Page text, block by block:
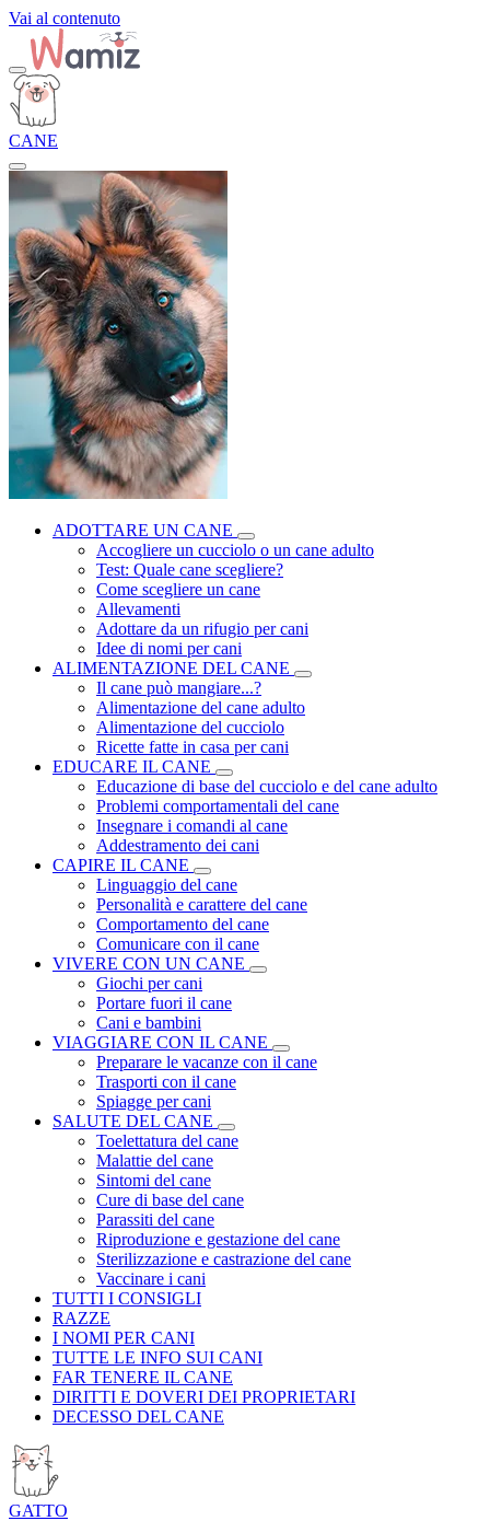
Vai al contenuto
CANE
ADOTTARE UN CANE
Accogliere un cucciolo o un cane adulto
Test: Quale cane scegliere?
Come scegliere un cane
Allevamenti
Adottare da un rifugio per cani
Idee di nomi per cani
ALIMENTAZIONE DEL CANE
Il cane può mangiare...?
Alimentazione del cane adulto
Alimentazione del cucciolo
Ricette fatte in casa per cani
EDUCARE IL CANE
Educazione di base del cucciolo e del cane adulto
Problemi comportamentali del cane
Insegnare i comandi al cane
Addestramento dei cani
CAPIRE IL CANE
Linguaggio del cane
Personalità e carattere del cane
Comportamento del cane
Comunicare con il cane
VIVERE CON UN CANE
Giochi per cani
Portare fuori il cane
Cani e bambini
VIAGGIARE CON IL CANE
Preparare le vacanze con il cane
Trasporti con il cane
Spiagge per cani
SALUTE DEL CANE
Toelettatura del cane
Malattie del cane
Sintomi del cane
Cure di base del cane
Parassiti del cane
Riproduzione e gestazione del cane
Sterilizzazione e castrazione del cane
Vaccinare i cani
TUTTI I CONSIGLI
RAZZE
I NOMI PER CANI
TUTTE LE INFO SUI CANI
FAR TENERE IL CANE
DIRITTI E DOVERI DEI PROPRIETARI
DECESSO DEL CANE
GATTO